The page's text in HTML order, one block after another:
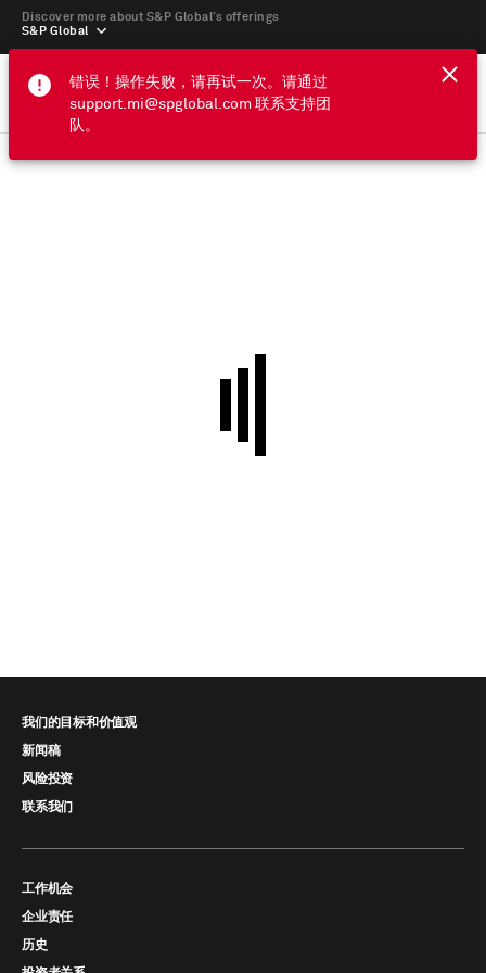
错误！操作失败，请再试一次。请通过
support.mi@spglobal.com 联系支持团
队。
S&P Global
Discover more about S&P Global’s offerings
我们的目标和价值观
新闻稿
风险投资
联系我们
工作机会
企业责任
历史